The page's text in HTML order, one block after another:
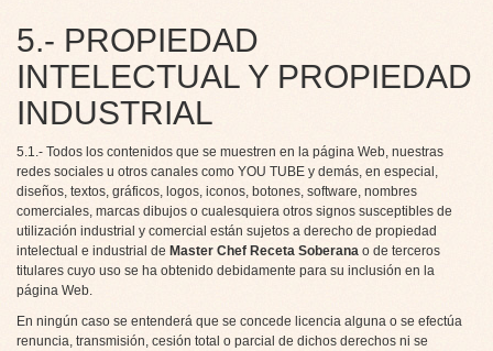
5.- PROPIEDAD
INTELECTUAL Y PROPIEDAD
INDUSTRIAL
5.1.- Todos los contenidos que se muestren en la página Web, nuestras
redes sociales u otros canales como YOU TUBE y demás, en especial,
diseños, textos, gráficos, logos, iconos, botones, software, nombres
comerciales, marcas dibujos o cualesquiera otros signos susceptibles de
utilización industrial y comercial están sujetos a derecho de propiedad
intelectual e industrial de Master Chef Receta Soberana o de terceros
titulares cuyo uso se ha obtenido debidamente para su inclusión en la
página Web.
En ningún caso se entenderá que se concede licencia alguna o se efectúa
renuncia, transmisión, cesión total o parcial de dichos derechos ni se